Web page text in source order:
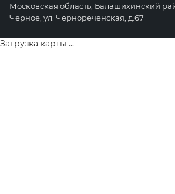
Московская область, Балашихинский
Черное, ул. Чернореченская, д.67
Загрузка карты ...